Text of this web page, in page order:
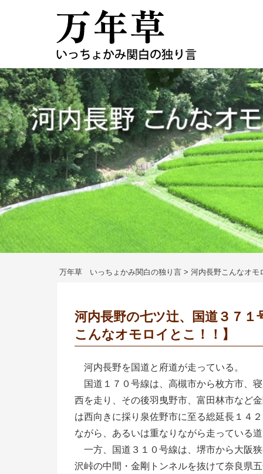
ツ
へ
ス
キ
ッ
プ
万年草 いっちょかみ関白の独り言 > 河内長野こんなオモ
河内長野の七ツ辻、国道３７
こんなオモロイとこ！！】
河内長野を国道と府道が走っている。
国道１７０号線は、高槻市から枚方市、
西を走り、その後羽曳野市、富田林市など
は西向きに採り泉佐野市に至る総延長１４
ながら、あるいは重なりながら走っている道
一方、国道３１０号線は、堺市から大阪
沢峠の中間・金剛トンネルを抜けて奈良県